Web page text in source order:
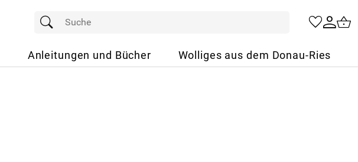
Anleitungen und Bücher Wolliges aus dem Donau-Ries